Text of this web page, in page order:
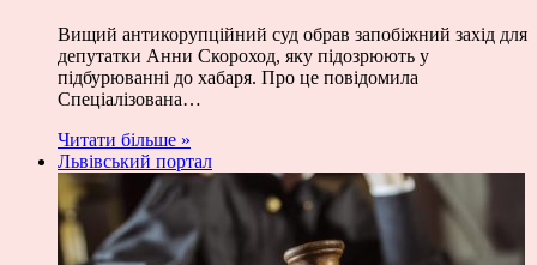
Вищий антикорупційний суд обрав запобіжний захід для
депутатки Анни Скороход, яку підозрюють у
підбурюванні до хабаря. Про це повідомила
Спеціалізована…
Читати більше »
Львівський портал